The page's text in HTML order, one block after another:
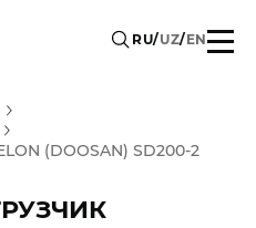
RU/UZ/EN
(DOOSAN) SD200-2